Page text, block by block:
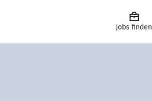
Jobs finden